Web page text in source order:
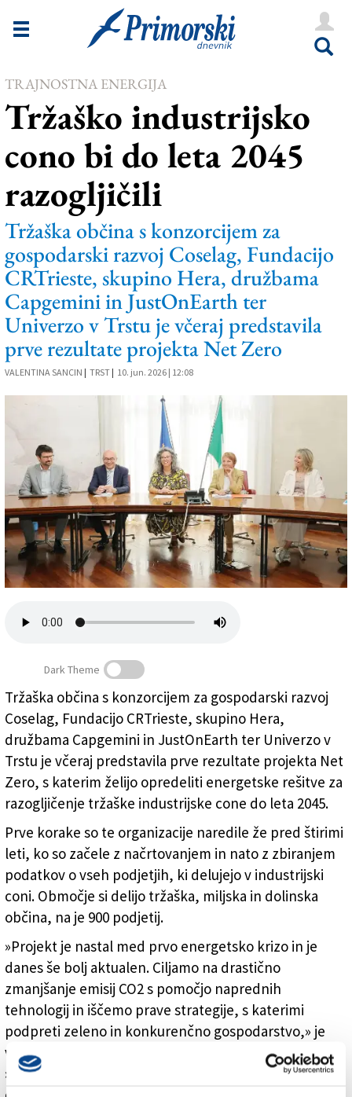
Novice
Goriška
Kultura
Šport
Še
Vreme
V Kioskih
Uredništvo
Oglasi
Založnik
Zadruga PD
TRAJNOSTNA ENERGIJA
Tržaško industrijsko
cono bi do leta 2045
razogljičili
Tržaška občina s konzorcijem za
gospodarski razvoj Coselag, Fundacijo
CRTrieste, skupino Hera, družbama
Capgemini in JustOnEarth ter
Univerzo v Trstu je včeraj predstavila
prve rezultate projekta Net Zero
VALENTINA SANCIN | TRST | 10. jun. 2026 | 12:08
Projekt so včeraj predstavili v Mestni hiši (OBČINA
TRST)
Dark Theme
Tržaška občina s konzorcijem za gospodarski razvoj
Coselag, Fundacijo CRTrieste, skupino Hera,
družbama Capgemini in JustOnEarth ter Univerzo v
Trstu je včeraj predstavila prve rezultate projekta Net
Zero, s katerim želijo opredeliti energetske rešitve za
razogljičenje tržaške industrijske cone do leta 2045.
Prve korake so te organizacije naredile že pred štirimi
leti, ko so začele z načrtovanjem in nato z zbiranjem
podatkov o vseh podjetjih, ki delujejo v industrijski
coni. Območje si delijo tržaška, miljska in dolinska
občina, na je 900 podjetij.
»Projekt je nastal med prvo energetsko krizo in je
danes še bolj aktualen. Ciljamo na drastično
zmanjšanje emisij CO2 s pomočjo naprednih
tehnologij in iščemo prave strategije, s katerimi
podpreti zeleno in konkurenčno gospodarstvo,» je
včeraj povedala tržaška podžupanja Serena Tonel,
»končni cilj je mestni sistem, ki stremi po popolni